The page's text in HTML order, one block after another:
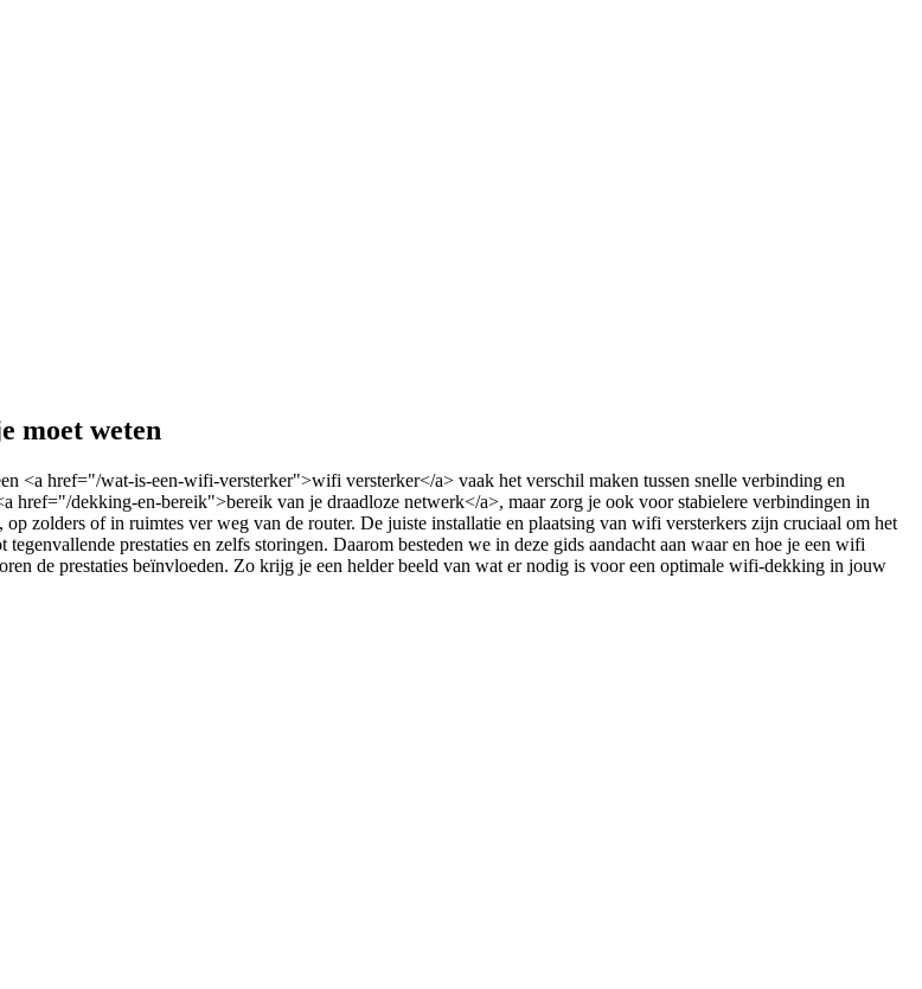
moet weten
<a href="/wat-is-een-wifi-versterker">wifi versterker</a> vaak het verschil maken tussen snelle verbinding en
href="/dekking-en-bereik">bereik van je draadloze netwerk</a>, maar zorg je ook voor stabielere verbindingen in
zolders of in ruimtes ver weg van de router. De juiste installatie en plaatsing van wifi versterkers zijn cruciaal om het
prestaties en zelfs storingen. Daarom besteden we in deze gids aandacht aan waar en hoe je een wifi
de prestaties beïnvloeden. Zo krijg je een helder beeld van wat er nodig is voor een optimale wifi-dekking in jouw